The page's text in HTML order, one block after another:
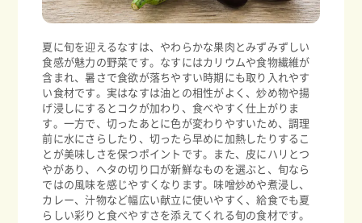
夏に旬を迎えるなすは、やわらかな果肉とみずみずしい
食感が魅力の野菜です。なすにはカリウムや食物繊維が
含まれ、暑さで食欲が落ちやすい時期にも取り入れやす
い食材です。実はなすは油との相性がよく、炒め物や揚
げ浸しにするとコクが加わり、食べやすく仕上がりま
す。一方で、切ったあとに色が変わりやすいため、調理
前に水にさらしたり、切ったら早めに加熱したりするこ
とが美味しさを保つポイントです。また、皮にハリとつ
やがあり、ヘタの切り口が新鮮なものを選ぶと、旬なら
ではの風味を感じやすくなります。味噌炒めや煮浸し、
カレー、汁物など幅広い献立に使いやすく、給食でも夏
らしい彩りと食べやすさを添えてくれる旬の食材です。